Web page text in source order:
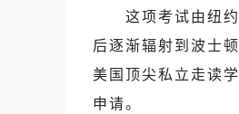
这项考试由纽约
后逐渐辐射到波士
美国顶尖私立走读
申请。